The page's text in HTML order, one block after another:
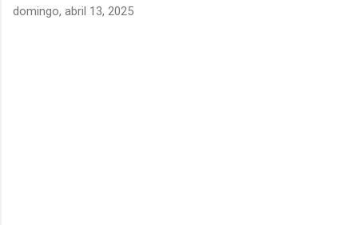
domingo, abril 13, 2025